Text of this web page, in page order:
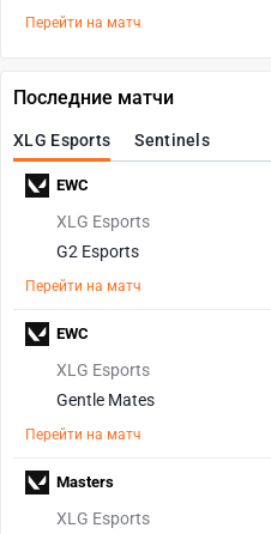
Перейти на матч
Последние матчи
XLG Esports Sentinels
XLG Esports
G2 Esports
Перейти на матч
EWC
XLG Esports
Gentle Mates
Перейти на матч
EWC
XLG Esports
Masters